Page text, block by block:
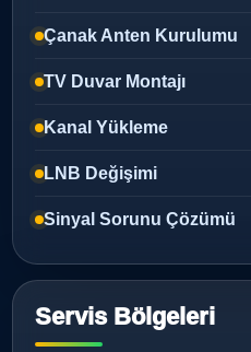
Çanak Anten Kurulumu
TV Duvar Montajı
Kanal Yükleme
LNB Değişimi
Sinyal Sorunu Çözümü
Servis Bölgeleri